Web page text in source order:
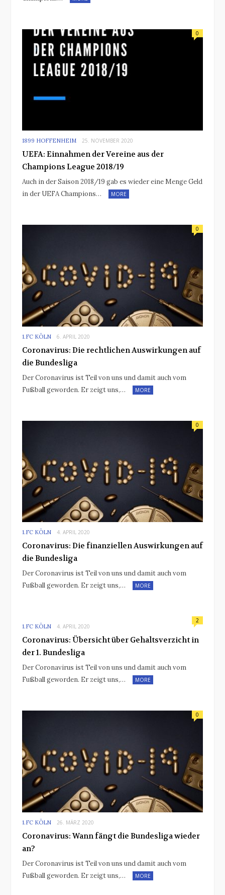
1899 HOFFENHEIM 25. NOVEMBER 2020
0
UEFA: Einnahmen der Vereine aus der
Champions League 2018/19
Auch in der Saison 2018/19 gab es wieder eine Menge Geld
in der UEFA Champions…
MORE
1.FC KÖLN 6. APRIL 2020
0
Coronavirus: Die rechtlichen Auswirkungen auf
die Bundesliga
Der Coronavirus ist Teil von uns und damit auch vom
Fußball geworden. Er zeigt uns,…
MORE
1.FC KÖLN 4. APRIL 2020
0
Coronavirus: Die finanziellen Auswirkungen auf
die Bundesliga
Der Coronavirus ist Teil von uns und damit auch vom
Fußball geworden. Er zeigt uns,…
MORE
1.FC KÖLN 4. APRIL 2020
2
Coronavirus: Übersicht über Gehaltsverzicht in
der 1. Bundesliga
Der Coronavirus ist Teil von uns und damit auch vom
Fußball geworden. Er zeigt uns,…
MORE
1.FC KÖLN 26. MÄRZ 2020
0
Coronavirus: Wann fängt die Bundesliga wieder
an?
Der Coronavirus ist Teil von uns und damit auch vom
Fußball geworden. Er zeigt uns,…
MORE